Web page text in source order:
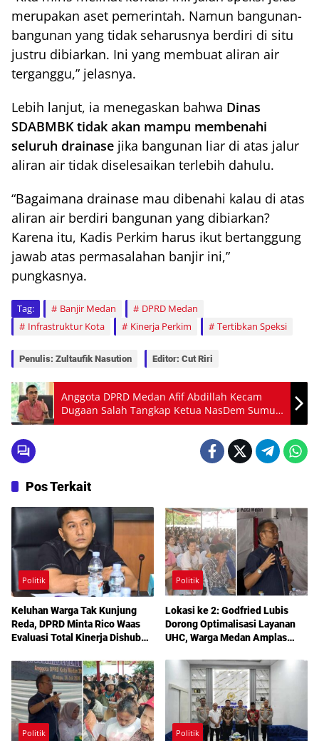
merupakan aset pemerintah. Namun bangunan-
bangunan yang tidak seharusnya berdiri di situ
justru dibiarkan. Ini yang membuat aliran air
terganggu,” jelasnya.
Lebih lanjut, ia menegaskan bahwa Dinas
SDABMBK tidak akan mampu membenahi
seluruh drainase jika bangunan liar di atas jalur
aliran air tidak diselesaikan terlebih dahulu.
“Bagaimana drainase mau dibenahi kalau di atas
aliran air berdiri bangunan yang dibiarkan?
Karena itu, Kadis Perkim harus ikut bertanggung
jawab atas permasalahan banjir ini,”
pungkasnya.
Tag: Banjir Medan
DPRD Medan
Infrastruktur Kota
Kinerja Perkim Tertibkan Speksi
Penulis: Zultaufik Nasution Editor: Cut Riri
Anggota DPRD Medan Afif Abdillah Kecam
Dugaan Salah Tangkap Ketua NasDem Sumut
Iskandar ST
Pos Terkait
Politik
Keluhan Warga Tak Kunjung
Reda, DPRD Minta Rico Waas
Evaluasi Total Kinerja Dishub
Politik
Lokasi ke 2: Godfried Lubis
Dorong Optimalisasi Layanan
UHC, Warga Medan Amplas
Berobat Gratis Bermodal KTP
Politik Politik